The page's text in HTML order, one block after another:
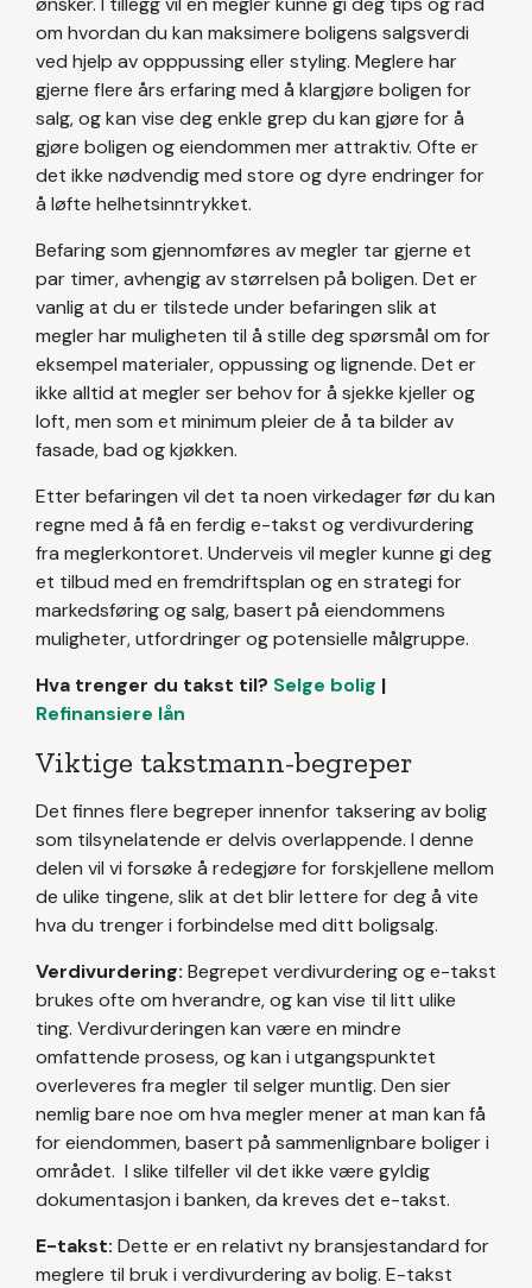
om hvordan du kan maksimere boligens salgsverdi
ved hjelp av opppussing eller styling. Meglere har
gjerne flere års erfaring med å klargjøre boligen for
salg, og kan vise deg enkle grep du kan gjøre for å
gjøre boligen og eiendommen mer attraktiv. Ofte er
det ikke nødvendig med store og dyre endringer for
å løfte helhetsinntrykket.
Befaring som gjennomføres av megler tar gjerne et
par timer, avhengig av størrelsen på boligen. Det er
vanlig at du er tilstede under befaringen slik at
megler har muligheten til å stille deg spørsmål om for
eksempel materialer, oppussing og lignende. Det er
ikke alltid at megler ser behov for å sjekke kjeller og
loft, men som et minimum pleier de å ta bilder av
fasade, bad og kjøkken.
Etter befaringen vil det ta noen virkedager før du kan
regne med å få en ferdig e-takst og verdivurdering
fra meglerkontoret. Underveis vil megler kunne gi deg
et tilbud med en fremdriftsplan og en strategi for
markedsføring og salg, basert på eiendommens
muligheter, utfordringer og potensielle målgruppe.
Hva trenger du takst til? Selge bolig |
Refinansiere lån
Viktige takstmann-begreper
Det finnes flere begreper innenfor taksering av bolig
som tilsynelatende er delvis overlappende. I denne
delen vil vi forsøke å redegjøre for forskjellene mellom
de ulike tingene, slik at det blir lettere for deg å vite
hva du trenger i forbindelse med ditt boligsalg.
Verdivurdering: Begrepet verdivurdering og e-takst
brukes ofte om hverandre, og kan vise til litt ulike
ting. Verdivurderingen kan være en mindre
omfattende prosess, og kan i utgangspunktet
overleveres fra megler til selger muntlig. Den sier
nemlig bare noe om hva megler mener at man kan få
for eiendommen, basert på sammenlignbare boliger i
området. I slike tilfeller vil det ikke være gyldig
dokumentasjon i banken, da kreves det e-takst.
E-takst: Dette er en relativt ny bransjestandard for
meglere til bruk i verdivurdering av bolig. E-takst